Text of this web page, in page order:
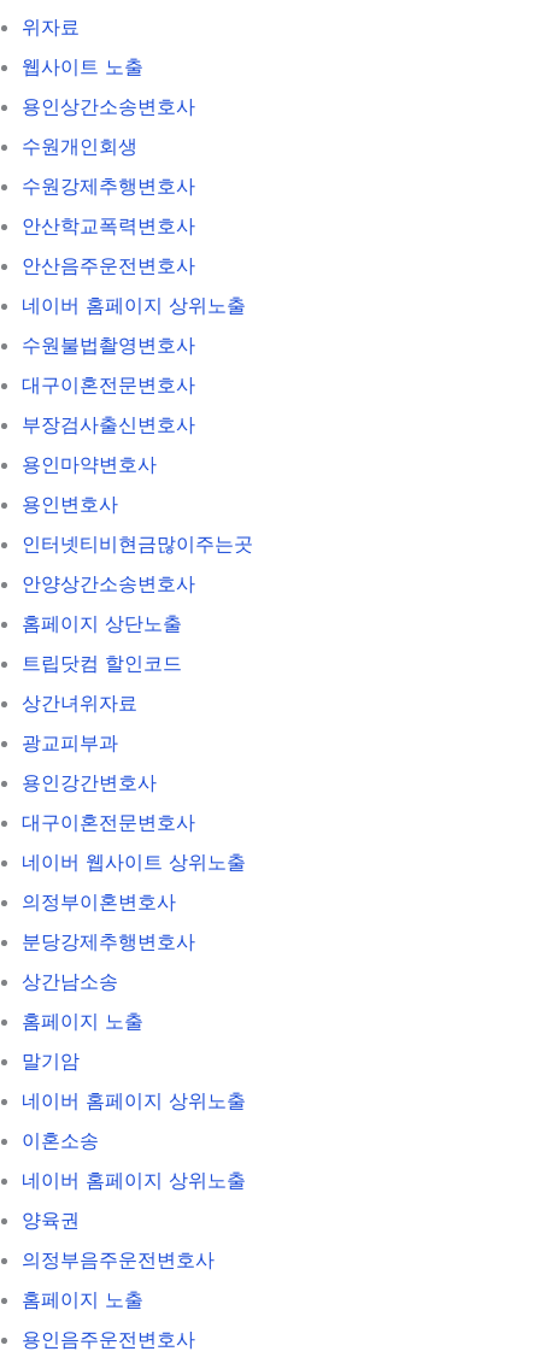
위자료
웹사이트 노출
용인상간소송변호사
수원개인회생
수원강제추행변호사
안산학교폭력변호사
안산음주운전변호사
네이버 홈페이지 상위노출
수원불법촬영변호사
대구이혼전문변호사
부장검사출신변호사
용인마약변호사
용인변호사
인터넷티비현금많이주는곳
안양상간소송변호사
홈페이지 상단노출
트립닷컴 할인코드
상간녀위자료
광교피부과
용인강간변호사
대구이혼전문변호사
네이버 웹사이트 상위노출
의정부이혼변호사
분당강제추행변호사
상간남소송
홈페이지 노출
말기암
네이버 홈페이지 상위노출
이혼소송
네이버 홈페이지 상위노출
양육권
의정부음주운전변호사
홈페이지 노출
용인음주운전변호사